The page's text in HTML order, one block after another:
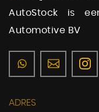
AutoStock is
Automotive BV
ADRES